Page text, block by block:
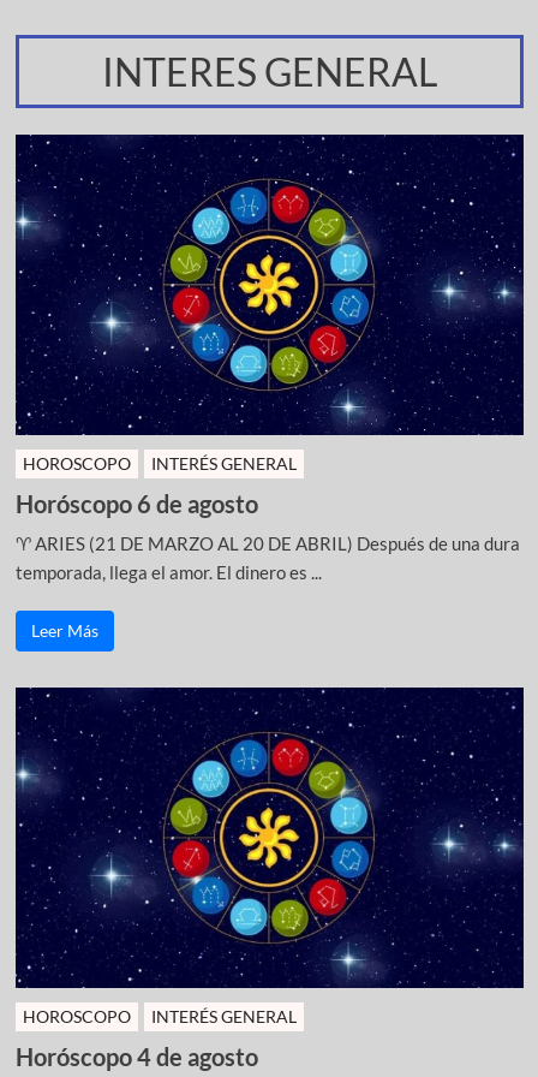
INTERES GENERAL
HOROSCOPO INTERÉS GENERAL
Horóscopo 6 de agosto
♈ ARIES (21 DE MARZO AL 20 DE ABRIL) Después de una dura
temporada, llega el amor. El dinero es ...
Leer Más
HOROSCOPO INTERÉS GENERAL
Horóscopo 4 de agosto